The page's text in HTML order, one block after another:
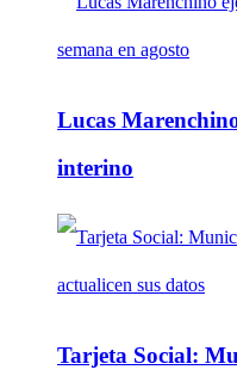
Lucas
interino
Tarjeta Social: